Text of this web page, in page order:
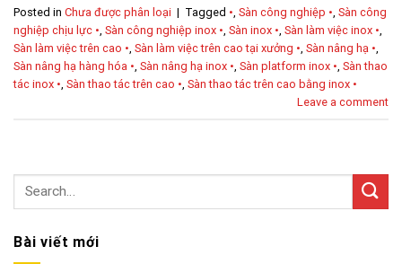
Posted in Chưa được phân loại | Tagged • Sàn công nghiệp • Sàn công
nghiệp chịu lực • Sàn công nghiệp inox • Sàn inox • Sàn làm việc inox •
Sàn làm việc trên cao • Sàn làm việc trên cao tại xưởng • Sàn nâng hạ •
Sàn nâng hạ hàng hóa • Sàn nâng hạ inox • Sàn platform inox • Sàn thao
tác inox • Sàn thao tác trên cao • Sàn thao tác trên cao bằng inox •
Leave a comment
Bài viết mới